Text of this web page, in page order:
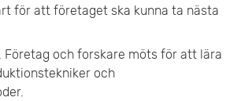
för att företaget ska kunna ta nästa
. Företag och forskare möts för att lära
och